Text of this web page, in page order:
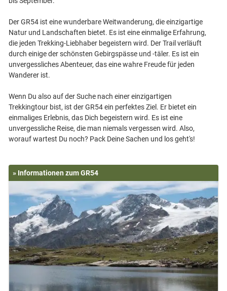
Der GR54 ist eine wunderbare Weitwanderung, die einzigartige
Natur und Landschaften bietet. Es ist eine einmalige Erfahrung,
die jeden Trekking-Liebhaber begeistern wird. Der Trail verläuft
durch einige der schönsten Gebirgspässe und -täler. Es ist ein
unvergessliches Abenteuer, das eine wahre Freude für jeden
Wanderer ist.
Wenn Du also auf der Suche nach einer einzigartigen
Trekkingtour bist, ist der GR54 ein perfektes Ziel. Er bietet ein
einmaliges Erlebnis, das Dich begeistern wird. Es ist eine
unvergessliche Reise, die man niemals vergessen wird. Also,
» Informationen zum GR54